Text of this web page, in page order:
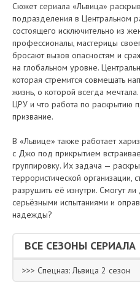
Сюжет сериала «Львица»
подразделения в Центральном
состоящего исключительно из
профессионалы, мастерицы
бросают вызов опасностям и
на глобальном уровне.
которая стремится совмещать
жизнь, о которой всегда
ЦРУ и что работа по раскрытию
призвание.
В «Львице» также работает
с Джо под прикрытием
группировку. Их задача —
террористической организации,
разрушить её изнутри. Смогут
серьёзными испытаниями и
надежды?
ВСЕ СЕЗОНЫ СЕРИАЛА
>>> Спецназ: Львица 2 сезон